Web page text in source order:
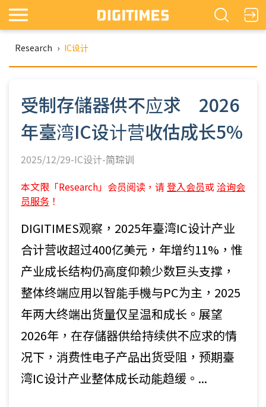
Research › IC设计
受制存儲器供不应求 2026
年臺湾IC设计营收估成长5%
2025/12/29-IC设计-简琮训
本文限「Research」会员阅读，请登入会员或 洽询会
员服务 ！
DIGITIMES观察，2025年臺湾IC设计产业
合计营收超过400亿美元，年增约11%，惟
产业成长结构仍高度仰赖少数巨头支撑，
整体终端应用以智能手機与PC为主，2025
年两大终端出货量仅呈温和成长。展望
2026年，在存儲器供给持续供不应求的情
况下，消费性电子产品出货受阻，预期臺
湾IC设计产业整体成长动能趋缓。...